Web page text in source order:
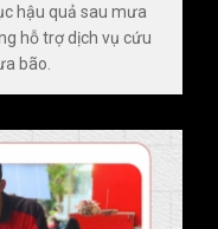
hậu quả sau mưa
hỗ trợ dịch vụ cứu
bão.